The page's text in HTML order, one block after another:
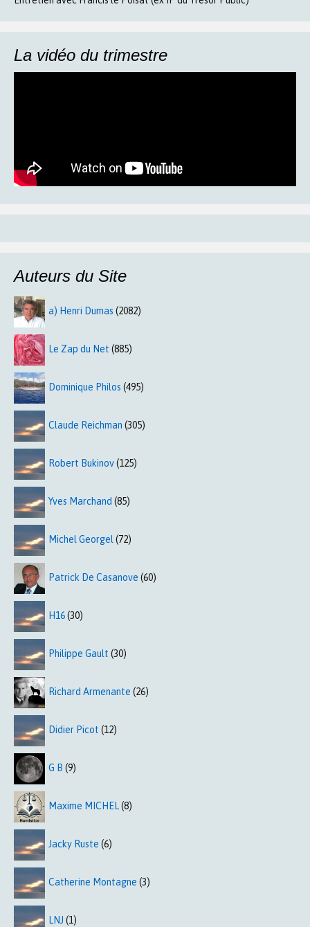
La vidéo du trimestre
Auteurs du Site
a) Henri Dumas (2082)
Le Zap du Net (885)
Dominique Philos (495)
Claude Reichman (305)
Robert Bukinov(125)
Yves Marchand (85)
Michel Georgel (72)
Patrick De Casanove (60)
H16(30)
Philippe Gault (30)
Richard Armenante (26)
Didier Picot (12)
G B (9)
Maxime MICHEL(8)
Jacky Ruste (6)
Catherine Montagne (3)
LNJ (1)